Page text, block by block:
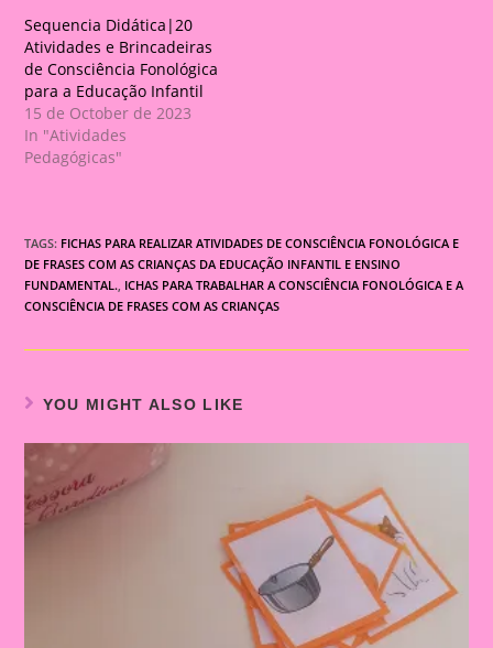
Sequencia Didática|20
Atividades e Brincadeiras
de Consciência Fonológica
para a Educação Infantil
15 de October de 2023
In "Atividades
Pedagógicas"
TAGS: FICHAS PARA REALIZAR ATIVIDADES DE CONSCIÊNCIA FONOLÓGICA E
DE FRASES COM AS CRIANÇAS DA EDUCAÇÃO INFANTIL E ENSINO
FUNDAMENTAL., ICHAS PARA TRABALHAR A CONSCIÊNCIA FONOLÓGICA E A
CONSCIÊNCIA DE FRASES COM AS CRIANÇAS
YOU MIGHT ALSO LIKE